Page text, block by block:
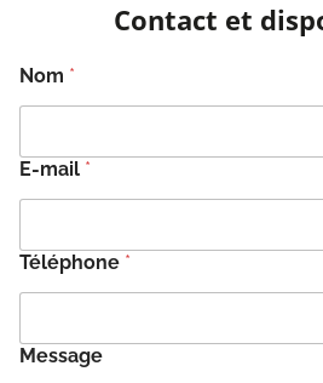
Contact et
Nom *
E-mail *
Téléphone *
Message